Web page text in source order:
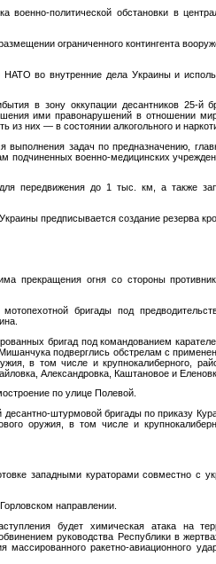
военно-политической обстановки в
ограниченного контингента
во внутренние дела Украины и
в зону оккупации десантников 25-й
ими правонарушений в отношении
них — в состоянии алкогольного и
выполнения задач по предназначению,
военно-медицинских
передвижения до 1 тыс. км, а также
предписывается создание резерва
прекращения огня со стороны
бригады под
бригад под командованием
подверглись обстрелам с
в том числе и крупнокалиберного,
Александровка, Каштановое и
по улице Полевой.
штурмовой бригады по приказу
оружия, в том числе и
западными кураторами совместно с
направлении.
будет химическая атака на
руководства Республики в
ракетно-авиационного